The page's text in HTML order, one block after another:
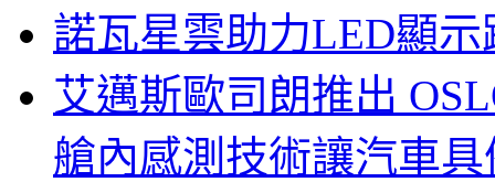
諾瓦星雲助力LED顯
艾邁斯歐司朗推出
艙內感測技術讓汽車